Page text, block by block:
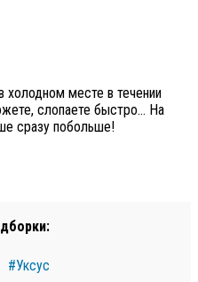
холодном месте в течении
слопаете быстро… На
сразу побольше!
#Уксус